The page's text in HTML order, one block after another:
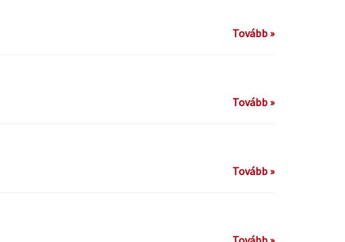
Tovább »
Tovább »
Tovább »